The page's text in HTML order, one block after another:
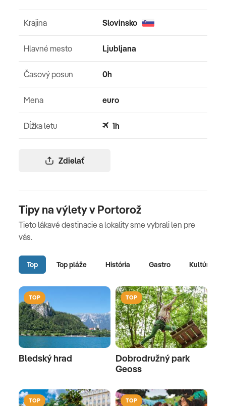
Zdielať
Krajina Slovinsko
Hlavné mesto Ljubljana
Časový posun 0h
Mena euro
Dĺžka letu 1h
Tipy na výlety v Portorož
Tieto lákavé destinacie a lokality sme vybrali len pre
vás.
Top Top pláže História Gastro Kultúra
TOP
Bledský hrad
TOP
Dobrodružný park
Geoss
TOP TOP